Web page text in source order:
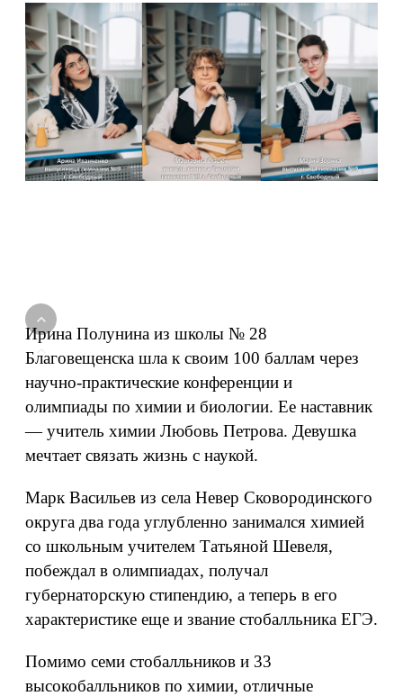
Ирина Полунина из школы № 28
Благовещенска шла к своим 100 баллам через
научно-практические конференции и
олимпиады по химии и биологии. Ее наставник
— учитель химии Любовь Петрова. Девушка
мечтает связать жизнь с наукой.
Марк Васильев из села Невер Сковородинского
округа два года углубленно занимался химией
со школьным учителем Татьяной Шевеля,
побеждал в олимпиадах, получал
губернаторскую стипендию, а теперь в его
характеристике еще и звание стобалльника ЕГЭ.
Помимо семи стобалльников и 33
высокобалльников по химии, отличные